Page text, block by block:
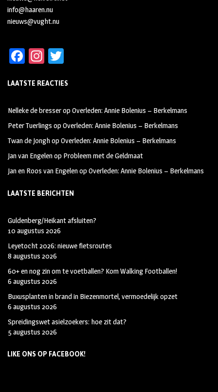
info@haaren.nu
nieuws@vught.nu
Fa
b
oo
k
In
ag
m
tt
LAATSTE REACTIES
Nelleke de bresseropOverleden: Annie Bolenius – Berkelmans
Peter Tuerlings opOverleden: Annie Bolenius – Berkelmans
Twan de JonghopOverleden: Annie Bolenius – Berkelmans
Jan van Engelenop Probleem met de Geldmaat
Jan en Roos van EngelenopOverleden: Annie Bolenius – Berkelmans
LAATSTE BERICHTEN
Guldenberg/Heikant afsluiten?
10 augustus 2026
Leyetocht 2026: nieuwe fietsroutes
8 augustus 2026
60+ en nog zin om te voetballen? Kom Walking Footballen!
6 augustus 2026
Buxusplanten in brand in Biezenmortel, vermoedelijk opzet
6 augustus 2026
Spreidingswet asielzoekers: hoe zit dat?
5 augustus 2026
LIKE ONS OP FACEBOOK!